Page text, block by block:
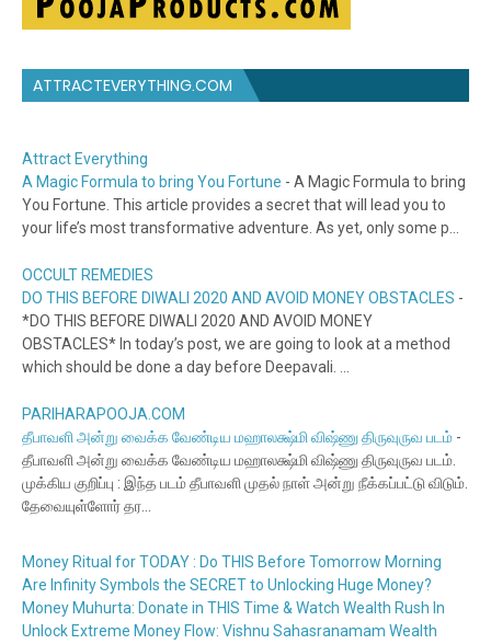
ATTRACTEVERYTHING.COM
Attract Everything
A Magic Formula to bring You Fortune - A Magic Formula to bring
You Fortune. This article provides a secret that will lead you to
your life’s most transformative adventure. As yet, only some p...
OCCULT REMEDIES
DO THIS BEFORE DIWALI 2020 AND AVOID MONEY OBSTACLES -
*DO THIS BEFORE DIWALI 2020 AND AVOID MONEY
OBSTACLES* In today’s post, we are going to look at a method
which should be done a day before Deepavali. ...
PARIHARAPOOJA.COM
தீபாவளி அன்று வைக்க வேண்டிய மஹாலக்ஷ்மி விஷ்ணு திருவுருவ படம் -
தீபாவளி அன்று வைக்க வேண்டிய மஹாலக்ஷ்மி விஷ்ணு திருவுருவ படம்.
முக்கிய குறிப்பு : இந்த படம் தீபாவளி முதல் நாள் அன்று நீக்கப்பட்டு விடும்.
தேவையுள்ளோர் தர...
Money Ritual for TODAY : Do THIS Before Tomorrow Morning
Are Infinity Symbols the SECRET to Unlocking Huge Money?
Money Muhurta: Donate in THIS Time & Watch Wealth Rush In
Unlock Extreme Money Flow: Vishnu Sahasranamam Wealth